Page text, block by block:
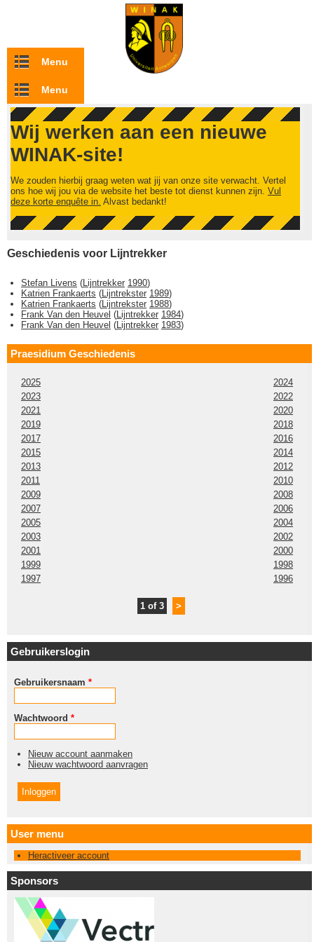
Overslaan en naar de inhoud gaan
Menu
Menu
Wij werken aan een nieuwe
WINAK-site!
We zouden hierbij graag weten wat jij van onze site verwacht. Vertel
ons hoe wij jou via de website het beste tot dienst kunnen zijn. Vul
deze korte enquête in. Alvast bedankt!
Geschiedenis voor Lijntrekker
Stefan Livens (Lijntrekker 1990)
Katrien Frankaerts (Lijntrekster 1989)
Katrien Frankaerts (Lijntrekster 1988)
Frank Van den Heuvel (Lijntrekker 1984)
Frank Van den Heuvel (Lijntrekker 1983)
Praesidium Geschiedenis
2025
2024
2023
2022
2021
2020
2019
2018
2017
2016
2015
2014
2013
2012
2011
2010
2009
2008
2007
2006
2005
2004
2003
2002
2001
2000
1999
1998
1997
1996
1 of 3 >
Gebruikerslogin
Gebruikersnaam *
Wachtwoord *
Nieuw account aanmaken
Nieuw wachtwoord aanvragen
User menu
Heractiveer account
Sponsors